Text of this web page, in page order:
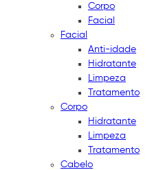
Corpo
Facial
Facial
Anti-idade
Hidratante
Limpeza
Tratamento
Corpo
Hidratante
Limpeza
Tratamento
Cabelo